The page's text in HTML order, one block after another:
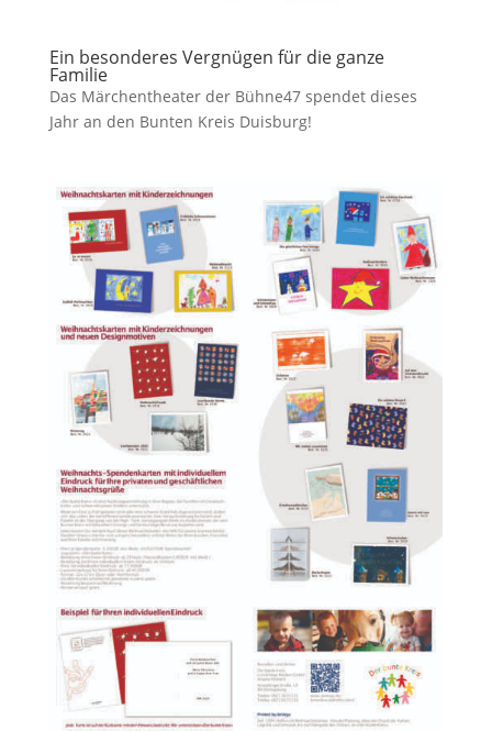
Ein besonderes Vergnügen für die ganze
Familie
Das Märchentheater der Bühne47 spendet dieses
Jahr an den Bunten Kreis Duisburg!